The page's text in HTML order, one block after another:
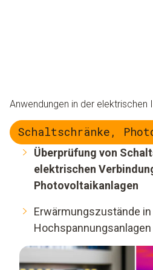
Anwendungen in der elektrischen
Schaltschränke,
Überprüfung von
elektrischen
Photovoltaikanlagen
Erwärmungszustände